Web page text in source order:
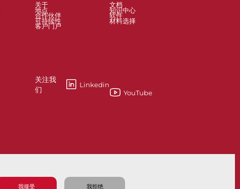
我接受 我拒绝
关于
地点
合作伙伴
可持续性
客户门户
关注我
们
Linkedin
文档
知识中心
软件
材料选择
YouTube